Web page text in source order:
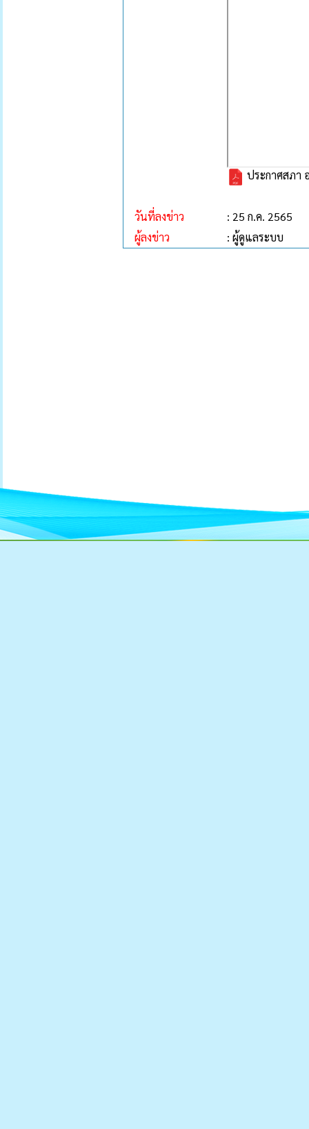
ประกาศสภา
วันที่ลงข่าว
: 25 ก.ค. 2565
ผู้ลงข่าว
: ผู้ดูแลระบบ